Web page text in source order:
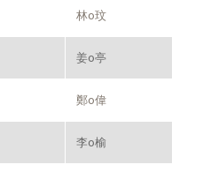
林o玟
姜o亭
鄭o偉
李o榆